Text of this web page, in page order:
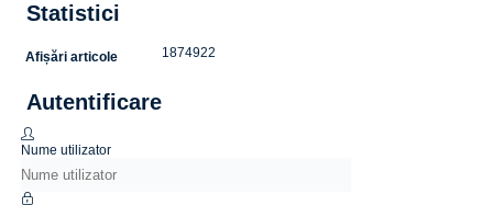
Statistici
Afișări articole 1874922
Autentificare
Nume utilizator